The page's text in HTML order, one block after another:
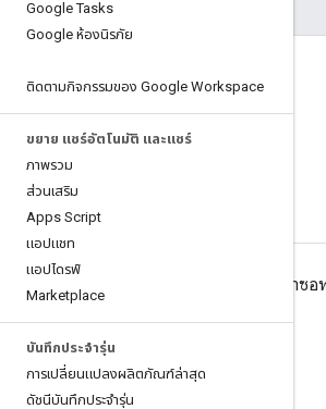
Google Tasks
Google ห้องนิรภัย
ติดตามกิจกรรมของ Google Workspace
ขยาย แชร์อัตโนมัติ และแชร์
ภาพรวม
ส่วนเสริม
Apps Script
แอปแชท
แอปไดรฟ์
Marketplace
บันทึกประจำรุ่น
การเปลี่ยนแปลงผลิตภัณฑ์ล่าสุด
ดัชนีบันทึกประจำรุ่น
บล็อก
อ่านบล็อกของนักพัฒนาซอฟต์แวร์
Google Workspace สําหรับนักพัฒนาซอ
ภาพรวมของแพลตฟอร์ม
ผลิตภัณฑ์สําหรับนักพัฒนาซอฟต์แวร์
บันทึกประจำรุ่น